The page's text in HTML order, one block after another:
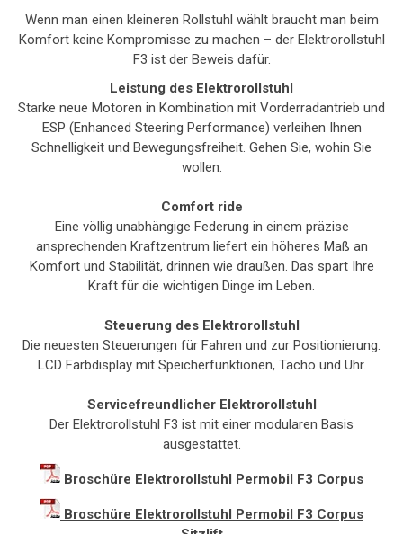
Wenn man einen kleineren Rollstuhl wählt braucht man beim
Komfort keine Kompromisse zu machen – der Elektrorollstuhl
F3 ist der Beweis dafür.
Leistung des Elektrorollstuhl
Starke neue Motoren in Kombination mit Vorderradantrieb und
ESP (Enhanced Steering Performance) verleihen Ihnen
Schnelligkeit und Bewegungsfreiheit. Gehen Sie, wohin Sie
wollen.
Comfort ride
Eine völlig unabhängige Federung in einem präzise
ansprechenden Kraftzentrum liefert ein höheres Maß an
Komfort und Stabilität, drinnen wie draußen. Das spart Ihre
Kraft für die wichtigen Dinge im Leben.
Steuerung des Elektrorollstuhl
Die neuesten Steuerungen für Fahren und zur Positionierung.
LCD Farbdisplay mit Speicherfunktionen, Tacho und Uhr.
Servicefreundlicher Elektrorollstuhl
Der Elektrorollstuhl F3 ist mit einer modularen Basis
ausgestattet.
Broschüre Elektrorollstuhl Permobil F3 Corpus
Broschüre Elektrorollstuhl Permobil F3 Corpus